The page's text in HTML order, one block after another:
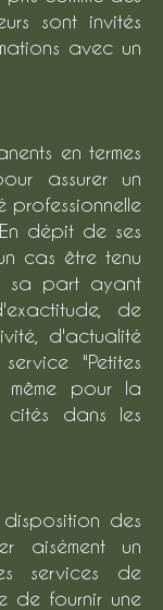
sont invités
avec un
en termes
assurer un
professionnelle
dépit de ses
cas être tenu
sa part ayant
de
d'actualité
"Petites
pour la
cités dans les
des
aisément un
services de
de fournir une